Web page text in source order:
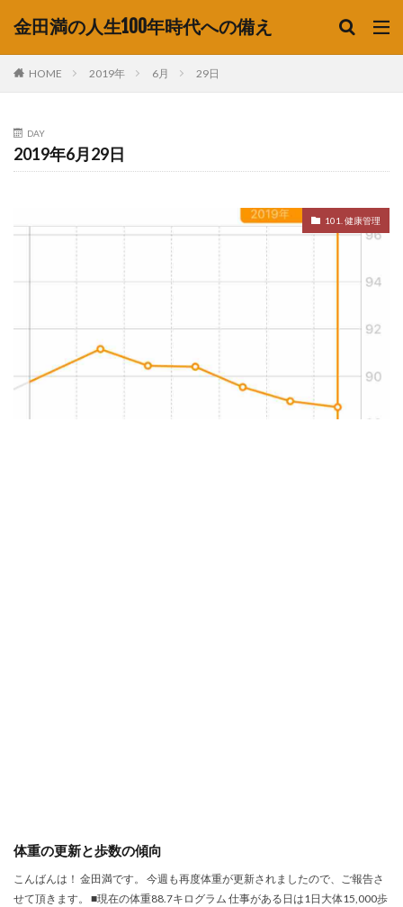
金田満の人生100年時代への備え
HOME 2019年 6月 29日
DAY
2019年6月29日
101. 健康管理
体重の更新と歩数の傾向
こんばんは！ 金田満です。 今週も再度体重が更新されましたので、ご報告さ
せて頂きます。 ■現在の体重88.7キログラム 仕事がある日は1日大体15,000歩